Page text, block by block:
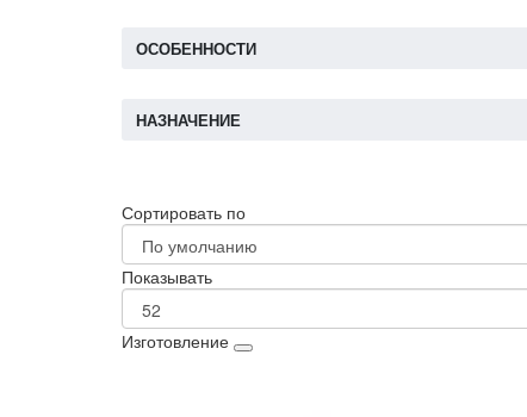
ОСОБЕННОСТИ
НАЗНАЧЕНИЕ
Сортировать по
Показывать
Изготовление